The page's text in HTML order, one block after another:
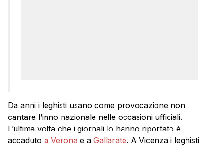
Da anni i leghisti usano come provocazione non
cantare l’inno nazionale nelle occasioni ufficiali.
L’ultima volta che i giornali lo hanno riportato è
accaduto a Verona e a Gallarate. A Vicenza i leghisti